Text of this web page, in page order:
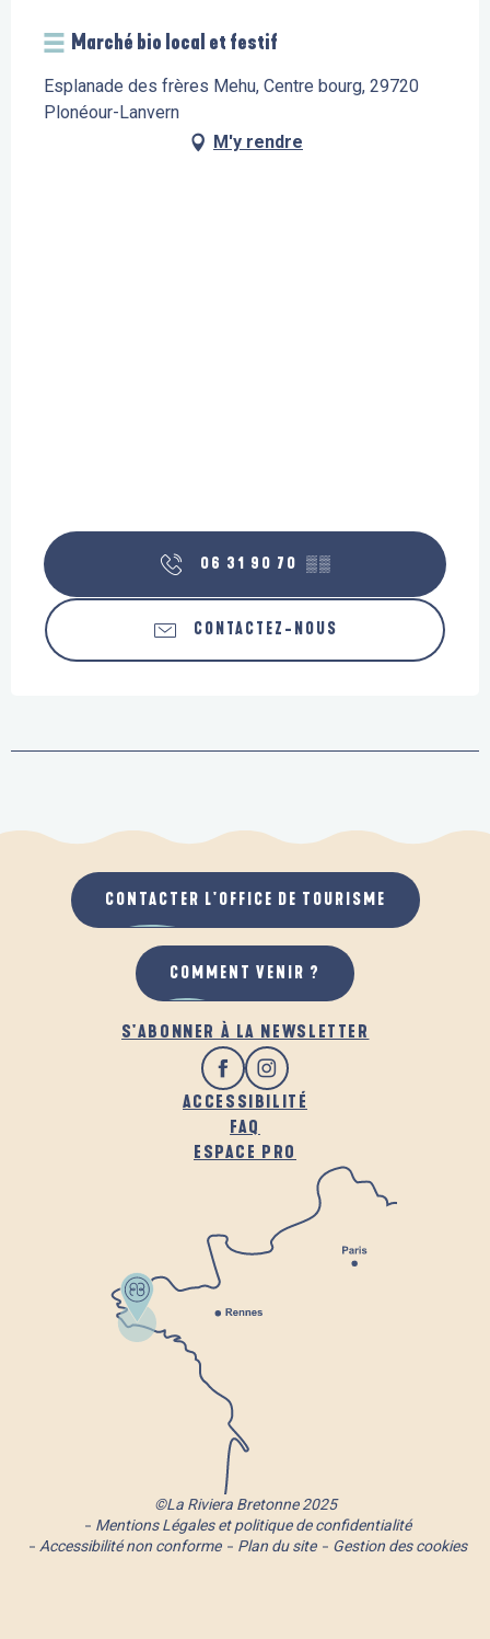
Marché bio local et festif
Esplanade des frères Mehu, Centre bourg, 29720
Plonéour-Lanvern
M'y rendre
06 31 90 70 ▒▒
CONTACTEZ-NOUS
S'ABONNER À LA NEWSLETTER
ACCESSIBILITÉ
FAQ
ESPACE PRO
CONTACTER L'OFFICE DE TOURISME
COMMENT VENIR ?
©La Riviera Bretonne 2025
Mentions Légales et politique de confidentialité
Accessibilité non conforme
Plan du site Gestion des cookies